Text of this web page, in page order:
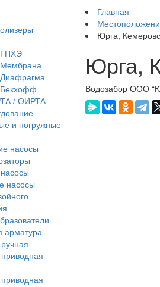
ГПХЭ
/ ОИРТА
и погружные
насосы
насосы
арматура
Главная
Юрга,
Юрга,
Водозабор ООО